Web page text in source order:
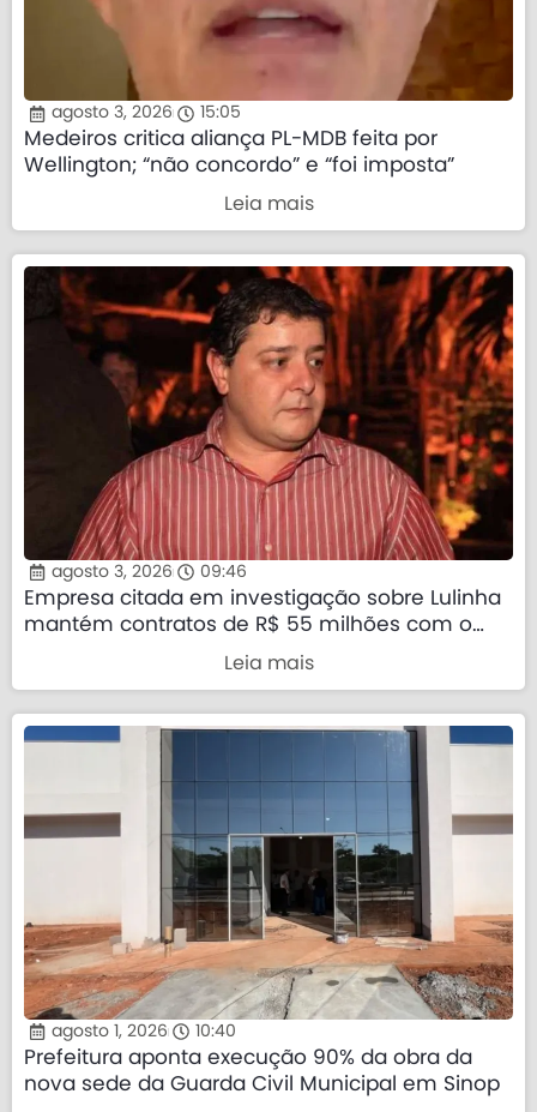
agosto 3, 2026 15:05
Medeiros critica aliança PL-MDB feita por
Wellington; “não concordo” e “foi imposta”
Leia mais
agosto 3, 2026 09:46
Empresa citada em investigação sobre Lulinha
mantém contratos de R$ 55 milhões com o
Leia mais
agosto 1, 2026 10:40
Prefeitura aponta execução 90% da obra da
nova sede da Guarda Civil Municipal em Sinop